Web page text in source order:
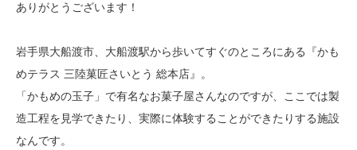
ありがとうございます！
岩手県大船渡市、大船渡駅から歩いてすぐのところにある『かも
めテラス 三陸菓匠さいとう 総本店』。
「かもめの玉子」で有名なお菓子屋さんなのですが、ここでは製
造工程を見学できたり、実際に体験することができたりする施設
なんです。